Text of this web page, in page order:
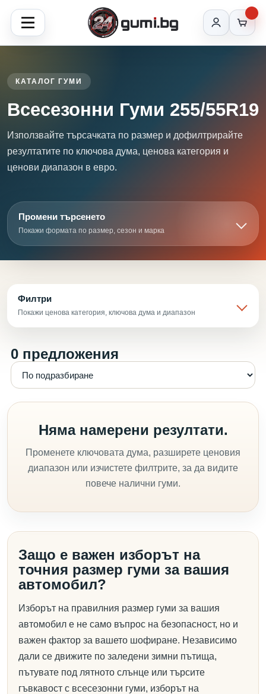
КАТАЛОГ ГУМИ
Всесезонни Гуми 255/55R19
Използвайте търсачката по размер и дофилтрирайте
резултатите по ключова дума, ценова категория и
ценови диапазон в евро.
Промени търсенето
Покажи формата по размер, сезон и марка
Филтри
Покажи ценова категория, ключова дума и диапазон
0 предложения
Няма намерени резултати.
Променете ключовата дума, разширете ценовия
диапазон или изчистете филтрите, за да видите
повече налични гуми.
Защо е важен изборът на
точния размер гуми за вашия
автомобил?
Изборът на правилния размер гуми за вашия
автомобил е не само въпрос на безопасност, но и
важен фактор за вашето шофиране. Независимо
дали се движите по заледени зимни пътища,
пътувате под лятното слънце или търсите
гъвкавост с всесезонни гуми, изборът на